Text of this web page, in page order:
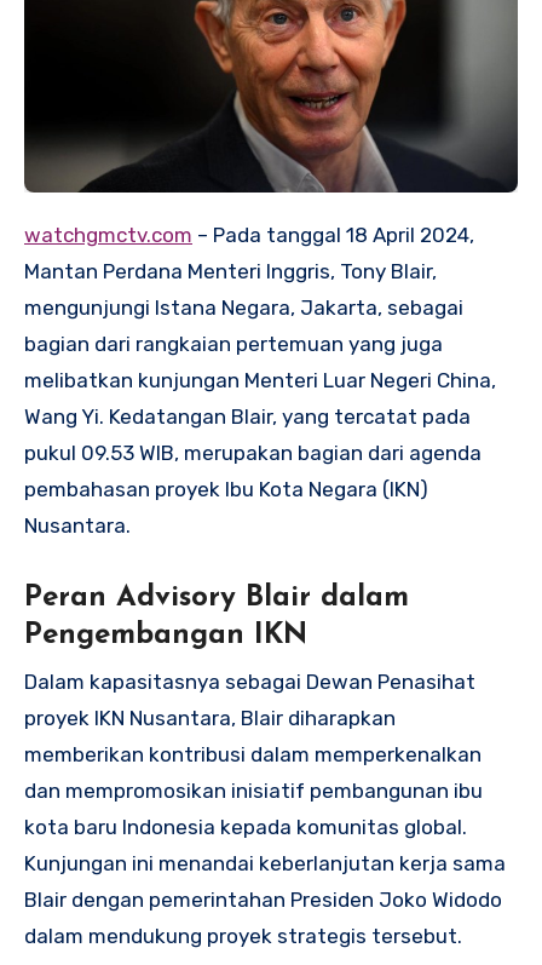
watchgmctv.com – Pada tanggal 18 April 2024,
Mantan Perdana Menteri Inggris, Tony Blair,
mengunjungi Istana Negara, Jakarta, sebagai
bagian dari rangkaian pertemuan yang juga
melibatkan kunjungan Menteri Luar Negeri China,
Wang Yi. Kedatangan Blair, yang tercatat pada
pukul 09.53 WIB, merupakan bagian dari agenda
pembahasan proyek Ibu Kota Negara (IKN)
Nusantara.
Peran Advisory Blair dalam
Pengembangan IKN
Dalam kapasitasnya sebagai Dewan Penasihat
proyek IKN Nusantara, Blair diharapkan
memberikan kontribusi dalam memperkenalkan
dan mempromosikan inisiatif pembangunan ibu
kota baru Indonesia kepada komunitas global.
Kunjungan ini menandai keberlanjutan kerja sama
Blair dengan pemerintahan Presiden Joko Widodo
dalam mendukung proyek strategis tersebut.